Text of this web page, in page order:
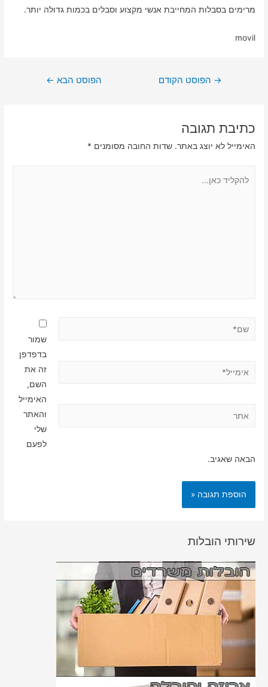
מרימים בסבלות המחייבת אנשי מקצוע וסבלים בכמות גדולה יותר.
movil
ניווט
→ הפוסט הקודם הפוסט הבא ←
כתיבת תגובה
האימייל לא יוצג באתר. שדות החובה מסומנים *
שמור
בדפדפן
זה את
השם,
האימייל
והאתר
שלי
לפעם
הבאה שאגיב.
שירותי הובלות